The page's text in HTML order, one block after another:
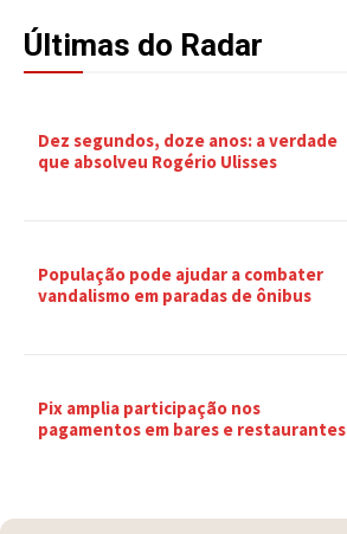
Últimas do Radar
Dez segundos, doze anos: a verdade
que absolveu Rogério Ulisses
População pode ajudar a combater
vandalismo em paradas de ônibus
Pix amplia participação nos
pagamentos em bares e restaurantes